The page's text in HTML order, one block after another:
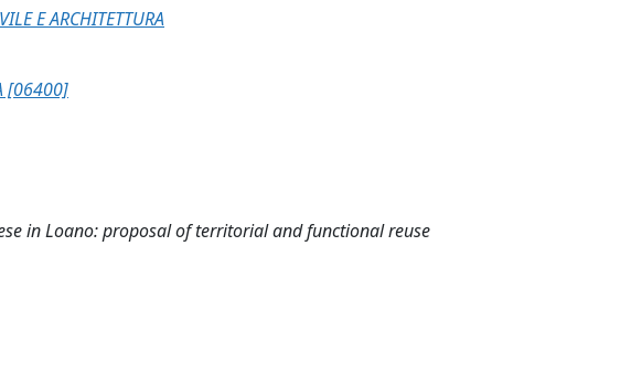
E ARCHITETTURA
[06400]
in Loano: proposal of territorial and functional reuse